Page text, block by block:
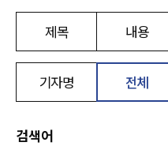
제목 내용
기자명 전체
검색어